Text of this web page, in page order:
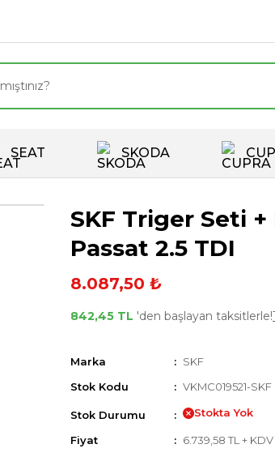
SEAT SKODA
SKF Triger Seti
Passat 2.5 TDI
8.087,50 ₺
842,45 TL 'den başlayan taksitlerle!
Marka
SKF
Stok Kodu
VKMC019521-SKF
Stok Durumu Stokta Yok
Fiyat 6.739,58 TL + KDV